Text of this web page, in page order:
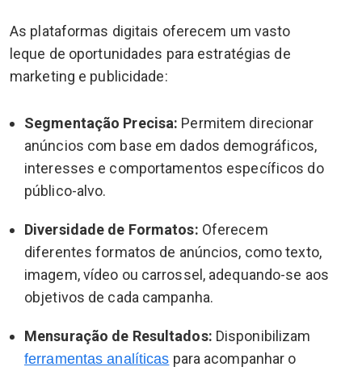
As plataformas digitais oferecem um vasto
leque de oportunidades para estratégias de
marketing e publicidade:
Segmentação Precisa: Permitem direcionar
anúncios com base em dados demográficos,
interesses e comportamentos específicos do
público-alvo.
Diversidade de Formatos: Oferecem
diferentes formatos de anúncios, como texto,
imagem, vídeo ou carrossel, adequando-se aos
objetivos de cada campanha.
Mensuração de Resultados: Disponibilizam
ferramentas analíticas para acompanhar o